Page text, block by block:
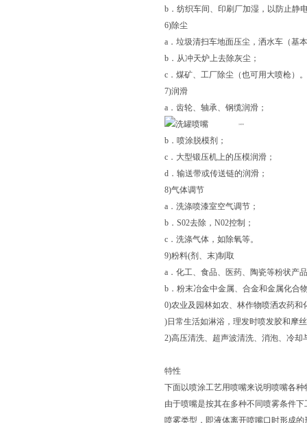
b．纺织车间、印刷厂加湿，以防止静
6)除尘
a．垃圾清扫车地面压尘，洒水车（基
b．从冲天炉上去除灰尘；
c．煤矿、工厂除尘（也可用大喷枪）。
7)润滑
a．齿轮、轴承、钢缆润滑；
b．喷涂脱模剂；
c．大型锻压机上的压模润滑；
d．输送带或传送链的润滑；
8)气体调节
a．洗涤喷漆室空气调节；
b．S02去除，N02控制；
c．洗涤气体，如除氧等。
9)粉料(剂、末)制取
a．化工、食品、医药、陶瓷等粉状产
b．粉末冶金中金属、合金和金属化合
0)农业及园林如农、林作物喷洒农药
)日常生活如淋浴，理发时喷发胶和摩
2)高压清洗、超声波清洗、消泡、冷
特性
下面以喷涂工艺用喷嘴来说明喷嘴各种
由于喷嘴是按其在多种不同喷雾条件
喷雾类型，即液体离开喷嘴口时形成